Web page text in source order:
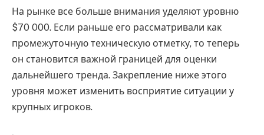
На рынке все больше внимания уделяют уровню
$70 000. Если раньше его рассматривали как
промежуточную техническую отметку, то теперь
он становится важной границей для оценки
дальнейшего тренда. Закрепление ниже этого
уровня может изменить восприятие ситуации у
крупных игроков.